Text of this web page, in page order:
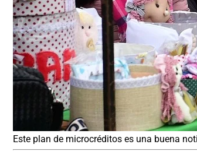
Este plan de microcréditos es una buena